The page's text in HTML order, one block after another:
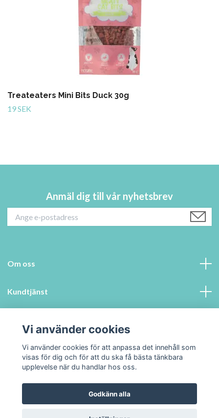
Treateaters Mini Bits Duck 30g
19 SEK
Anmäl dig till vår nyhetsbrev
Om oss
Kundtjänst
Sociala medier
© 2026 Swedenpets.se
Vi använder cookies
Vi använder cookies för att anpassa det innehåll som
visas för dig och för att du ska få bästa tänkbara
upplevelse när du handlar hos oss.
Godkänn alla